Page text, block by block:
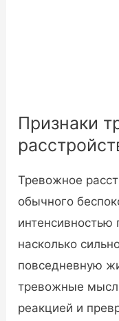
Признаки
Тревожное
обычного
насколько
повседневную
тревожные
реакцией и